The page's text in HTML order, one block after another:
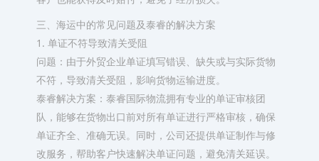
三、海运中的常见问题及泰睿的解决方案
1. 单证不符导致清关受阻
问题：由于外贸企业单证填写错误、缺失或与实际货物
不符，导致清关受阻，影响货物运输进度。
泰睿解决方案：泰睿国际物流拥有专业的单证审核团
队，能够在货物出口前对所有单证进行严格审核，确保
单证齐全、准确无误。同时，公司还提供单证制作与修
改服务，帮助客户快速解决单证问题，避免清关延误。